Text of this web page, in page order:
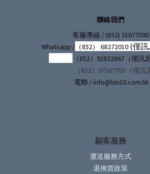
聯絡我們
客服專線 / (852) 31077500
Whatsapp /（852） 68272010 (僅訊
（852）92832867（僅訊
（852）67567703（僅訊息
電郵 / info@lon10.com.hk
顧客服務
運送服務方式
退換貨政策